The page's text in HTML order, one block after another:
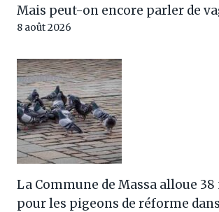
Mais peut-on encore parler de
8 août 2026
La Commune de Massa alloue
pour les pigeons de réforme